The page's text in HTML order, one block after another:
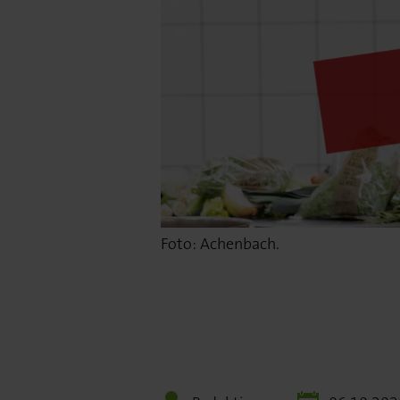
Foto: Achenbach.